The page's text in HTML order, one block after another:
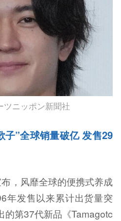
ツニッポン新聞社
子”全球销量破亿 发售29
，风靡全球的便携式养成
年发售以来累计出货量突
的第37代新品《Tamagotc